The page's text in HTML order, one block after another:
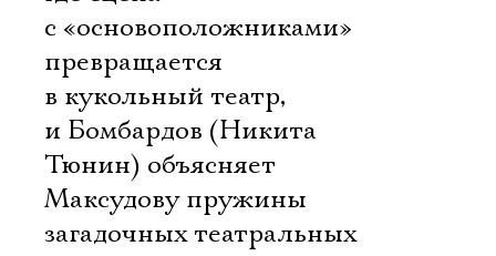
с «основоположниками»
превращается
в кукольный театр,
и Бомбардов (Никита
Тюнин) объясняет
Максудову пружины
загадочных театральных